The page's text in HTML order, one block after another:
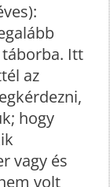
táborba. Itt
az
hogy
vagy és
volt